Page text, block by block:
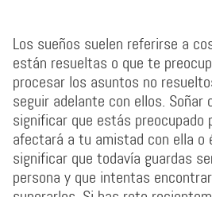
Los sueños suelen referirse a
están resueltas o que te
procesar los asuntos no
seguir adelante con ellos. Soñar
significar que estás preocupado
afectará a tu amistad con ella o
significar que todavía guardas
persona y que intentas